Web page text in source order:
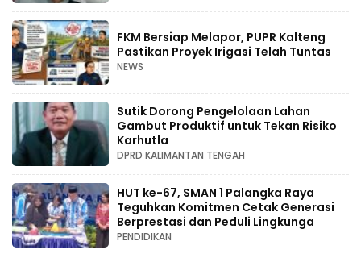
FKM Bersiap Melapor, PUPR Kalteng
Pastikan Proyek Irigasi Telah Tuntas
NEWS
Sutik Dorong Pengelolaan Lahan
Gambut Produktif untuk Tekan Risiko
Karhutla
DPRD KALIMANTAN TENGAH
HUT ke-67, SMAN 1 Palangka Raya
Teguhkan Komitmen Cetak Generasi
Berprestasi dan Peduli Lingkunga
PENDIDIKAN